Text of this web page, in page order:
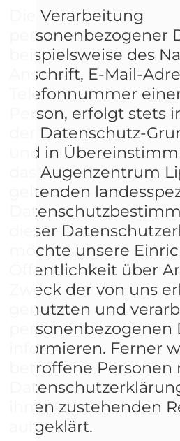
Die Verarbeitung
personenbezogener
beispielsweise des
Anschrift, E-Mail-
Telefonnummer
Person, erfolgt stets
der Datenschutz-
und in
das Augenzentrum
geltenden
dieser
möchte unsere
Öffentlichkeit über
Zweck der von uns
genutzten und
personenbezogenen
informieren. Ferner
betroffene
ihnen zustehenden
aufgeklärt.